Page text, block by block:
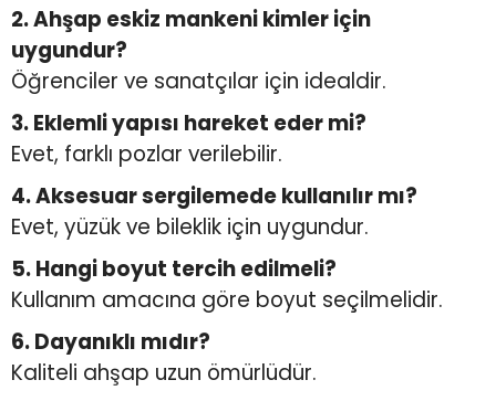
2. Ahşap eskiz mankeni kimler için
uygundur?
Öğrenciler ve sanatçılar için idealdir.
3. Eklemli yapısı hareket eder mi?
Evet, farklı pozlar verilebilir.
4. Aksesuar sergilemede kullanılır mı?
Evet, yüzük ve bileklik için uygundur.
5. Hangi boyut tercih edilmeli?
Kullanım amacına göre boyut seçilmelidir.
6. Dayanıklı mıdır?
Kaliteli ahşap uzun ömürlüdür.